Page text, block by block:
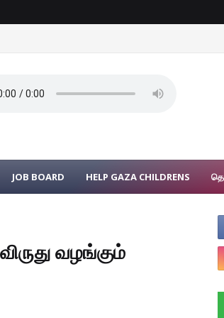
JOB BOARD HELP GAZA CHILDRENS
வழங்கும்